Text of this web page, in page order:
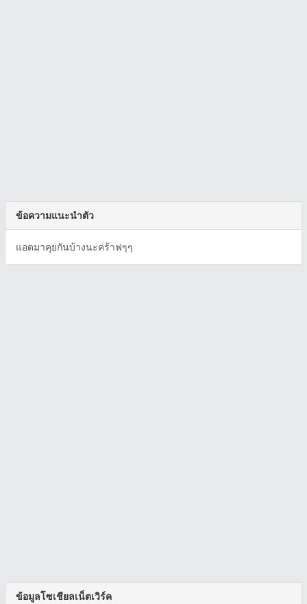
ข้อความแนะนำตัว
แอดมาคุยกันบ้างนะคร้าฟๆๆ
ข้อมูลโซเชียลเน็ตเวิร์ค